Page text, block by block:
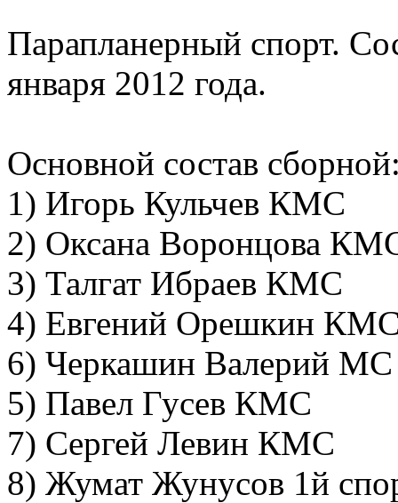
Парапланерный спорт.
января 2012 года.
Основной состав
1) Игорь Кульчев КМС
2) Оксана Воронцова
3) Талгат Ибраев КМС
4) Евгений Орешкин
6) Черкашин Валерий МС
5) Павел Гусев КМС
7) Сергей Левин КМС
8) Жумат Жунусов 1й